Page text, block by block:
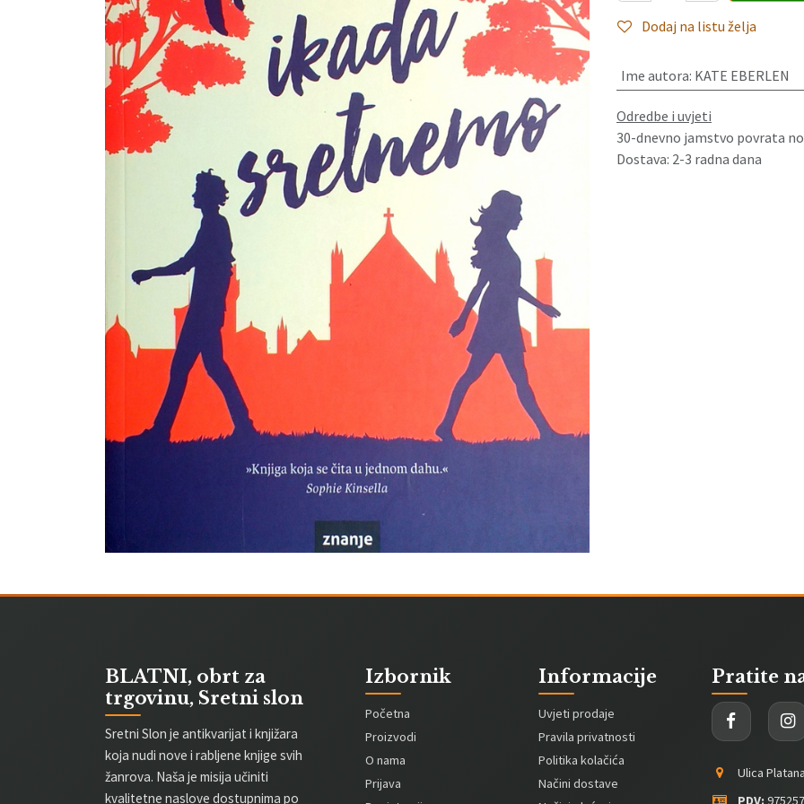
Dodaj na listu želja
Ime autora: KATE EBERLEN
Odredbe i uvjeti
30-dnevno jamstvo povrata
Dostava: 2-3 radna dana
BLATNI, obrt za
trgovinu, Sretni slon
Sretni Slon je antikvarijat i knjižara
koja nudi nove i rabljene knjige svih
žanrova. Naša je misija učiniti
kvalitetne naslove dostupnima po
Izbornik
Početna
Proizvodi
O nama
Prijava
Informacije
Uvjeti prodaje
Pravila privatnosti
Politika kolačića
Načini dostave
Pratite
Ulica
PDV: